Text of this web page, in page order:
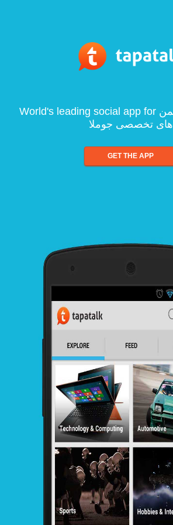
World's leading social app for پارس جوم :: انجمن
های تخصصی جوملا
GET THE APP